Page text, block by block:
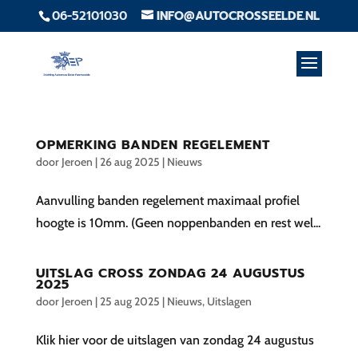
06-52101030 INFO@AUTOCROSSEELDE.NL
OPMERKING BANDEN REGELEMENT
door Jeroen |26 aug 2025 | Nieuws
Aanvulling banden regelement maximaal profiel
hoogte is 10mm. (Geen noppenbanden en rest wel...
UITSLAG CROSS ZONDAG 24 AUGUSTUS
2025
door Jeroen |25 aug 2025 | Nieuws, Uitslagen
Klik hier voor de uitslagen van zondag 24 augustus